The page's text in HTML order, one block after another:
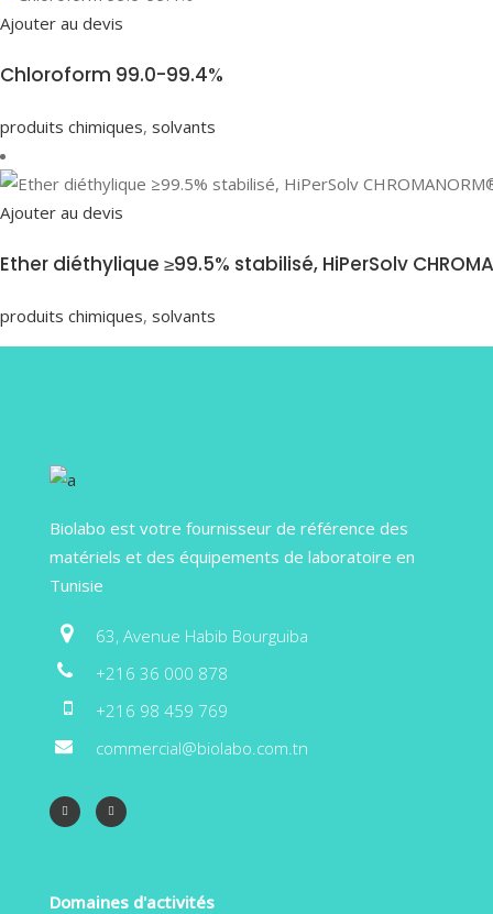
Ajouter au devis
Chloroform 99.0-99.4%
produits chimiques, solvants
Ajouter au devis
Ether diéthylique ≥99.5% stabilisé, HiPerSolv
produits chimiques, solvants
Biolabo est votre fournisseur de référence des
matériels et des équipements de laboratoire en
Tunisie
63, Avenue Habib Bourguiba
+216 36 000 878
+216 98 459 769
commercial@biolabo.com.tn
Domaines d'activités